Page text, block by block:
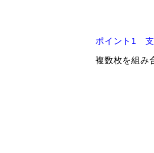
ポイント1 支
複数枚を組み